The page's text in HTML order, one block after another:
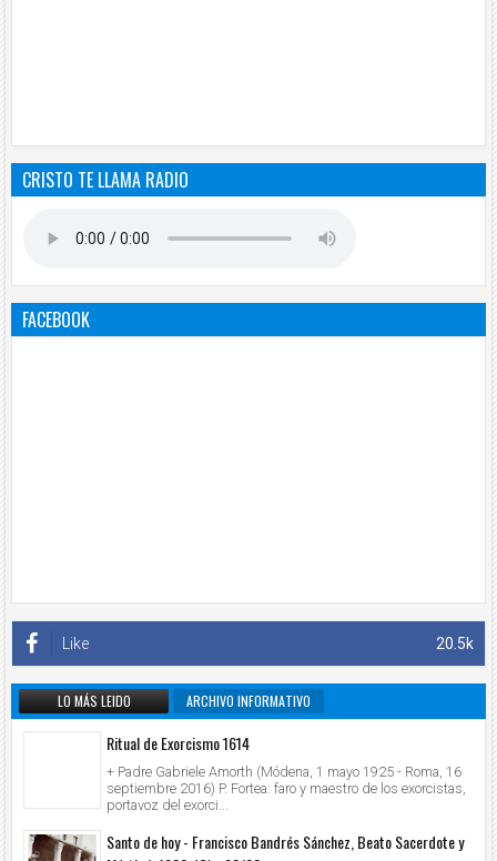
CRISTO TE LLAMA RADIO
FACEBOOK
20.5k
Like
LO MÁS LEIDO ARCHIVO INFORMATIVO
Ritual de Exorcismo 1614
+ Padre Gabriele Amorth (Módena, 1 mayo 1925 - Roma, 16
septiembre 2016) P. Fortea: faro y maestro de los exorcistas,
portavoz del exorci...
Santo de hoy - Francisco Bandrés Sánchez, Beato Sacerdote y